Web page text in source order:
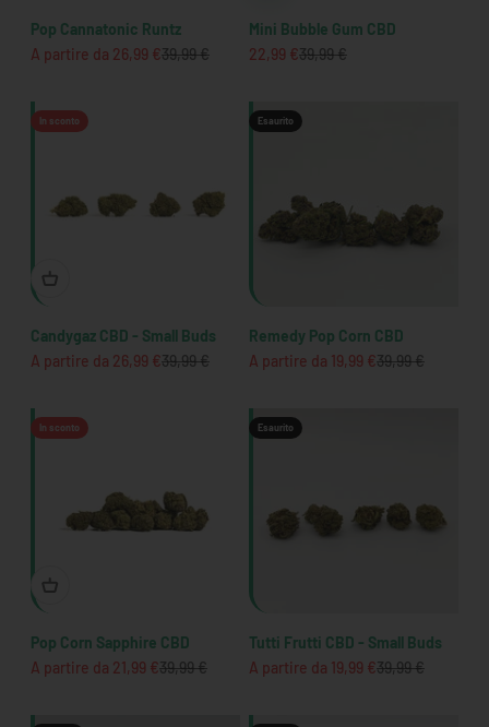
Pop Cannatonic Runtz
Prezzo scontato
A partire da 26,99 €Prezzo
39,99 €
Mini Bubble Gum CBD
Prezzo scontato
22,99 €Prezzo
39,99 €
In sconto
Candygaz CBD - Small Buds
Prezzo scontato
A partire da 26,99 €Prezzo
39,99 €
Esaurito
Remedy Pop Corn CBD
Prezzo scontato
A partire da 19,99 €Prezzo
39,99 €
In sconto
Pop Corn Sapphire CBD
Prezzo scontato
A partire da 21,99 €Prezzo
39,99 €
Esaurito
Tutti Frutti CBD - Small Buds
Prezzo scontato
A partire da 19,99 €Prezzo
39,99 €